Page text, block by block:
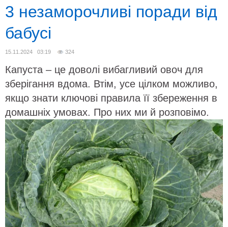
3 незаморочливі поради від
бабусі
15.11.2024 03:19 324
Капуста – це доволі вибагливий овоч для
зберігання вдома. Втім, усе цілком можливо,
якщо знати ключові правила її збереження в
домашніх умовах. Про них ми й розповімо.